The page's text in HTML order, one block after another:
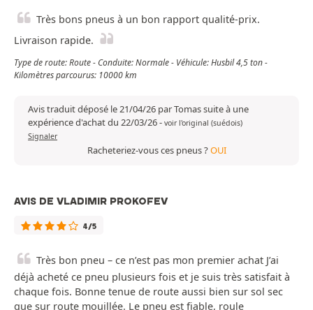
Très bons pneus à un bon rapport qualité-prix.
Livraison rapide.
Type de route: Route - Conduite: Normale - Véhicule: Husbil 4,5 ton -
Kilomètres parcourus: 10000 km
Avis traduit déposé le 21/04/26 par Tomas suite à une
expérience d'achat du 22/03/26- voir l'original (suédois)
Signaler
Racheteriez-vous ces pneus ?OUI
AVIS DE VLADIMIR PROKOFEV
4/5
Très bon pneu – ce n’est pas mon premier achat J’ai
déjà acheté ce pneu plusieurs fois et je suis très satisfait à
chaque fois. Bonne tenue de route aussi bien sur sol sec
que sur route mouillée. Le pneu est fiable, roule